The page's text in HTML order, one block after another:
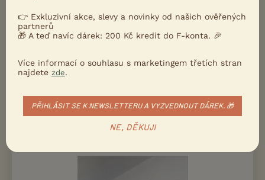
Mohutného vzrůstu, rodiče k vidění, 12 let prověřený chov.
Koťátka mají očkován...
Kelníky, okr. Zlín
zagra 398×
REGISTROVANÁ CHOVATELSKÁ STANICE
PRODÁM
Vánoční koťata k rezervaci - mainská
25000 Kč
👉 Exkluzivní akce, slevy a novinky od našich ověřených
partnerů
🎁 A teď navíc dárek: 200 Kč kredit do F-konta. 🎉
Více informací o souhlasu s marketingem třetích stran
najdete zde.
PŘIHLÁSIT SE K NEWSLETTERU A VYZVEDNOUT DÁREK. 🎁
NE, DĚKUJI